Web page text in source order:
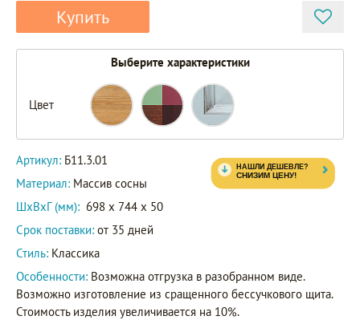
Купить
Выберите характеристики
Цвет
Артикул: Б11.3.01
Материал: Массив сосны
ШxВxГ (мм): 698 x 744 x 50
Срок поставки: от 35 дней
Стиль: Классика
Особенности: Возможна отгрузка в разобранном виде.
Возможно изготовление из сращенного бессучкового щита.
Стоимость изделия увеличивается на 10%.